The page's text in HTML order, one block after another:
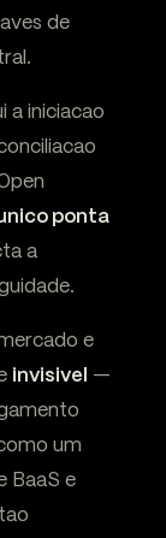
de
a iniciacao
ponta
a
e
invisivel
—
um
BaaS e